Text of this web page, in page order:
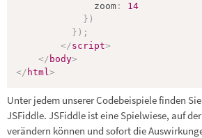
              zoom
:
14
} )
} ) ;
</script>
</ body>
</ html>
Unter jedem unserer Codebeispiele finden
JSFiddle. JSFiddle ist eine Spielwiese, auf
verändern können und sofort die